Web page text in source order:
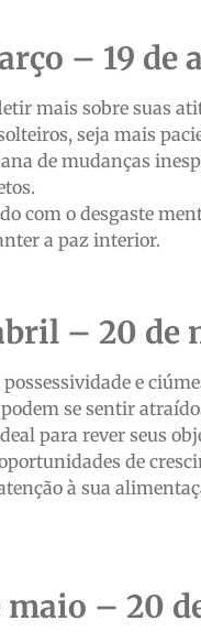
– 19 de
mais sobre suas
seja mais
de mudanças
com o desgaste
a paz interior.
– 20 de
e
podem se sentir
para rever seus
de
à sua
maio – 20